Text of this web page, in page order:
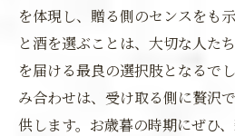
を体現し、贈る側のセンスをも
と酒を選ぶことは、大切な人た
を届ける最良の選択肢となるで
み合わせは、受け取る側に贅沢
供します。お歳暮の時期にぜひ